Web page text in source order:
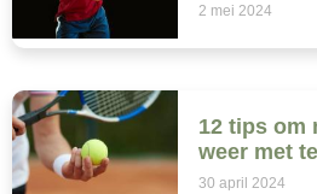
2 mei 2024
12 tips om
weer met
30 april 2024